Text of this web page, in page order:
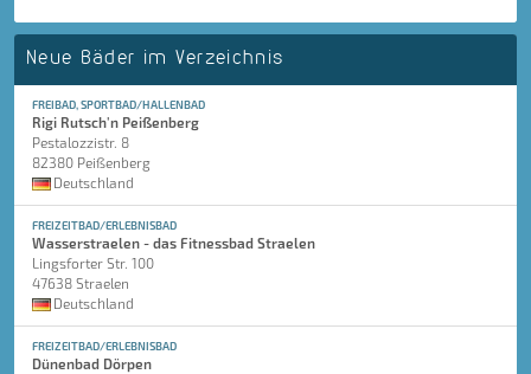
Neue Bäder im Verzeichnis
FREIBAD, SPORTBAD/HALLENBAD
Rigi Rutsch'n Peißenberg
Pestalozzistr. 8
82380 Peißenberg
Deutschland
FREIZEITBAD/ERLEBNISBAD
Wasserstraelen - das Fitnessbad Straelen
Lingsforter Str. 100
47638 Straelen
Deutschland
FREIZEITBAD/ERLEBNISBAD
Dünenbad Dörpen